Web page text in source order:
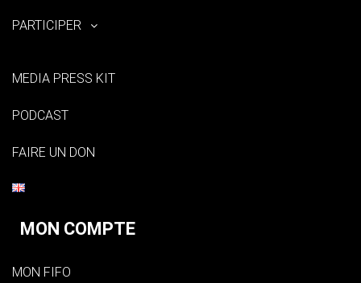
PARTICIPER
MEDIA PRESS KIT
PODCAST
FAIRE UN DON
MON COMPTE
MON FIFO